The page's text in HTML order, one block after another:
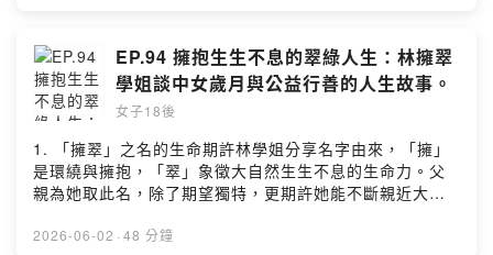
要解除父母職責。陳伶珠提醒當面對外界惡意時，應學會
自我保護並尋求專業協助，在變動中維持心靈的穩定與平
衡。不是每段婚姻都值得漂亮的再見，有時「沉默的離開
就是最高品質的結束」。當不再需要一段關係來定義自
想練習 單元節目透過正念冥想引導聽眾進行情緒標記，協
助釐清真實感受。將複雜情緒拆解、接納。節目鼓勵個人
保持「金剛不壞」心態，堅定的走出屬於自己的康莊大
https://open.firstory.me/user/ckuccl4c81sli0827jl16cz
身高遺憾未入儀隊。但她加入文風社培養文學素養、深受
音樂老師啟蒙，擔任衛生股長時更帶領班級連拿十週整潔
第一，充分展現中女中學生不服輸的精神。3. 從Super教
師到意外的校長之路因不敢解剖青蛙而選擇數學的她，曾
獲Super、Power教師與師鐸獎。後因人事主任「幫忙報
名」意外考上校長。她主張融入學校文化、信任並充分授
權主任，用同理心與換位思考領導，深得同仁愛戴。4. 照
顧者的正念與心態調適身為長期照護者，學姐強調自己必
須先保持正向，才能引導父親走出負面情緒。她透過與正
EP.94 擁抱生生不息的翠綠人生：林擁翠
學姐談中女歲月與公益行善的人生故事。
女子18後
1. 「擁翠」之名的生命期許林學姐分享名字由來，「擁」
是環繞與擁抱，「翠」象徵大自然生生不息的生命力。父
親為她取此名，除了期望獨特，更期許她能不斷親近大自
尚未實施九年國教的年代，學姐以接近滿分的優異成績考
2026-06-02 · 48 分鐘